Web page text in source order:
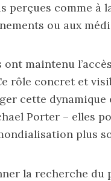
perçues comme à
ou aux
maintenu
rôle concret et
cette dynamique
Porter – elles
plus
la recherche